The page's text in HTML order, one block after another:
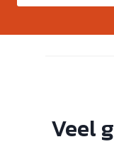
Veel